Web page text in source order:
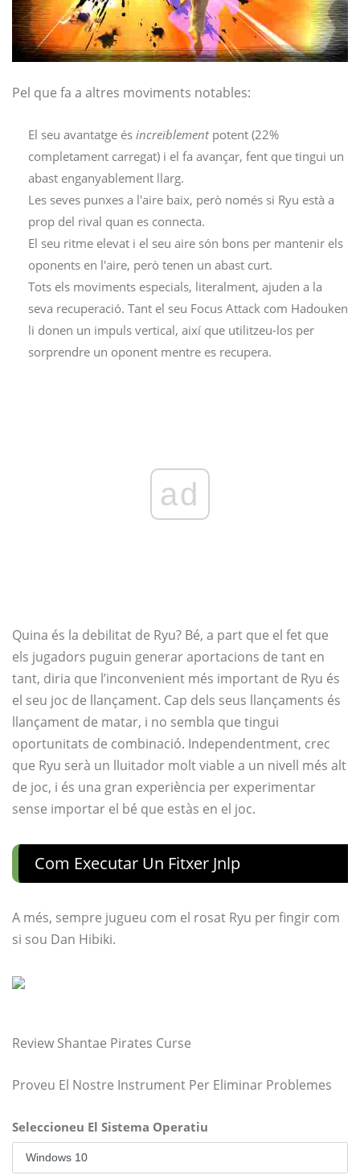
Pel que fa a altres moviments notables:
El seu avantatge és increïblementpotent (22%
completament carregat) i el fa avançar, fent que tingui un
abast enganyablement llarg.
Les seves punxes a l'aire baix, però només si Ryu està a
prop del rival quan es connecta.
El seu ritme elevat i el seu aire són bons per mantenir els
oponents en l'aire, però tenen un abast curt.
Tots els moviments especials, literalment, ajuden a la
seva recuperació. Tant el seu Focus Attack com Hadouken
li donen un impuls vertical, així que utilitzeu-los per
sorprendre un oponent mentre es recupera.
ad
Quina és la debilitat de Ryu? Bé, a part que el fet que
els jugadors puguin generar aportacions de tant en
tant, diria que l’inconvenient més important de Ryu és
el seu joc de llançament. Cap dels seus llançaments és
llançament de matar, i no sembla que tingui
oportunitats de combinació. Independentment, crec
que Ryu serà un lluitador molt viable a un nivell més alt
de joc, i és una gran experiència per experimentar
sense importar el bé que estàs en el joc.
Com Executar Un Fitxer Jnlp
A més, sempre jugueu com el rosat Ryu per fingir com
si sou Dan Hibiki.
Review Shantae Pirates Curse
Proveu El Nostre Instrument Per Eliminar Problemes
Seleccioneu El Sistema Operatiu